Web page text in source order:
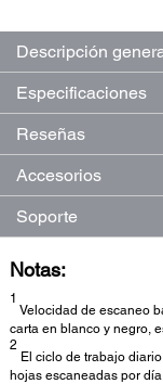
Descripción
Especificaciones
Reseñas
Accesorios
Soporte
Notas:
1
Velocidad de escaneo
carta en blanco y negro,
2
El ciclo de trabajo
hojas escaneadas por